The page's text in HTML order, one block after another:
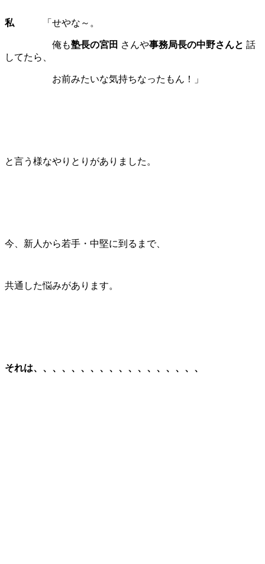
私 「せやな～。
俺も塾長の宮田 さんや事務局長の中野さんと 話
してたら、
お前みたいな気持ちなったもん！」
と言う様なやりとりがありました。
今、新人から若手・中堅に到るまで、
共通した悩みがあります。
それは、、、、、、、、、、、、、、、、、、